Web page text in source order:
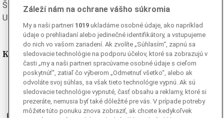
Švédska
Turecká
Ukrajinská
Kde nás nájdete
Facebook
Instagram
Ganjing
Youtube
Záleží nám na ochrane vášho súkromia
My a naši partneri 1019 ukladáme osobné údaje, ako napríklad
údaje o prehliadaní alebo jedinečné identifikátory, a vstupujeme
do nich vo vašom zariadení. Ak zvolíte „Súhlasím“, zapnú sa
sledovacie technológie na podporu účelov, ktoré sa zobrazujú v
časti „my a naši partneri spracúvame osobné údaje s cieľom
poskytnúť“, zatiaľ čo výberom „Odmetnuť všetko“, alebo ak
odvoláte svoj súhlas, sa však tieto technológie vypnú. Ak sú
sledovacie technológie vypnuté, časť obsahu a reklamy, ktoré si
prezeráte, nemusia byť také dôležité pre vás. V prípade potreby
môžete túto ponuku znova zobraziť, ak chcete kedykoľvek